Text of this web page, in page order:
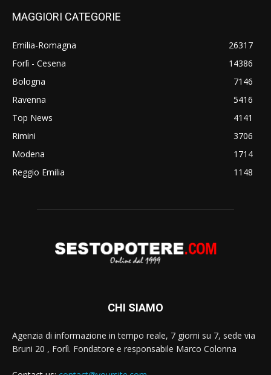
MAGGIORI CATEGORIE
Emilia-Romagna
26317
Forlì - Cesena
14386
Bologna
7146
Ravenna
5416
Top News
4141
Rimini
3706
Modena
1714
Reggio Emilia
1148
CHI SIAMO
Agenzia di informazione in tempo reale, 7 giorni su 7, sede via
Bruni 20 , Forlì. Fondatore e responsabile Marco Colonna